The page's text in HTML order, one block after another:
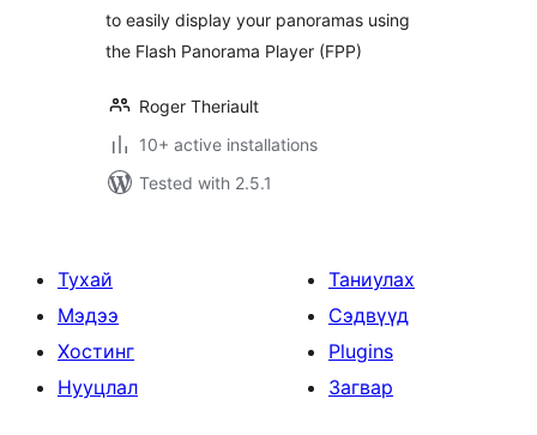
to easily display your panoramas using
the Flash Panorama Player (FPP)
Roger Theriault
10+ active installations
Tested with 2.5.1
Тухай
Мэдээ
Хостинг
Нууцлал
Таниулах
Сэдвүүд
Plugins
Загвар